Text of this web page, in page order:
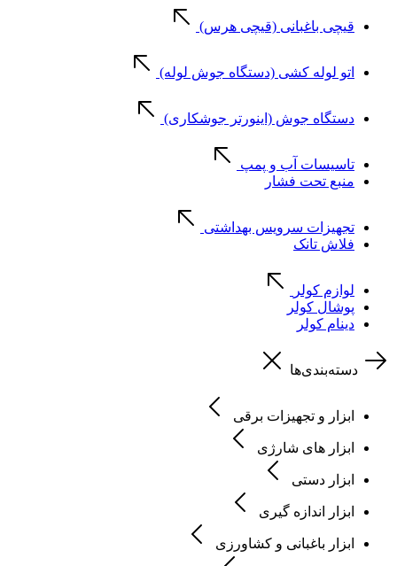
قیچی باغبانی (قیچی هرس)
اتو لوله کشی (دستگاه جوش لوله)
دستگاه جوش (اینورتر جوشکاری)
تاسیسات آب و پمپ
منبع تحت فشار
تجهیزات سرویس بهداشتی
فلاش تانک
لوازم کولر
پوشال کولر
دینام کولر
دسته‌بندی‌ها
ابزار و تجهیزات برقی
ابزار های شارژی
ابزار دستی
ابزار اندازه گیری
ابزار باغبانی و کشاورزی